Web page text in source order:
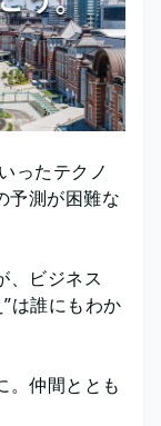
ったテクノ
予測が困難な
、ビジネス
は誰にもわか
。仲間ととも